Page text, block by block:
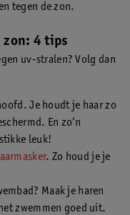
tegen de zon.
zon: 4 tips
uv-stralen? Volg dan
Je houdt je haar zo
En zo’n
leuk!
. Zo houd je je
Maak je haren
zwemmen goed uit.